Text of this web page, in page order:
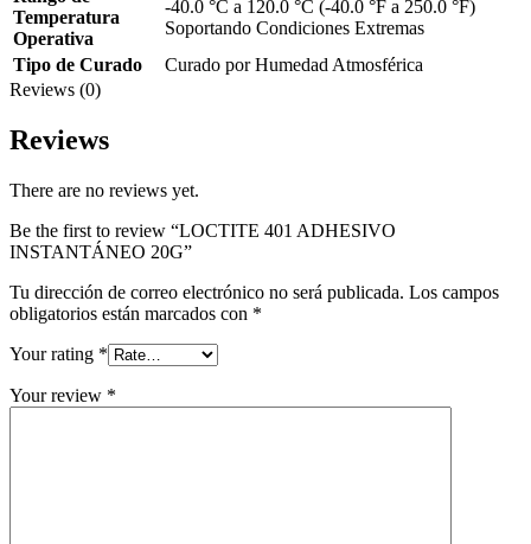
Temperatura
Operativa
-40.0 °C a 120.0 °C (-40.0 °F a 250.0 °F)
Soportando Condiciones Extremas
Tipo de Curado
Curado por Humedad Atmosférica
Reviews (0)
Reviews
There are no reviews yet.
Be the first to review “LOCTITE 401 ADHESIVO
INSTANTÁNEO 20G”
Tu dirección de correo electrónico no será publicada. Los campos
obligatorios están marcados con *
Your rating *
Your review *